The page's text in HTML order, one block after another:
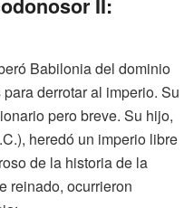
II:
Babilonia del dominio
derrotar al imperio. Su
pero breve. Su hijo,
heredó un imperio libre
de la historia de la
reinado, ocurrieron